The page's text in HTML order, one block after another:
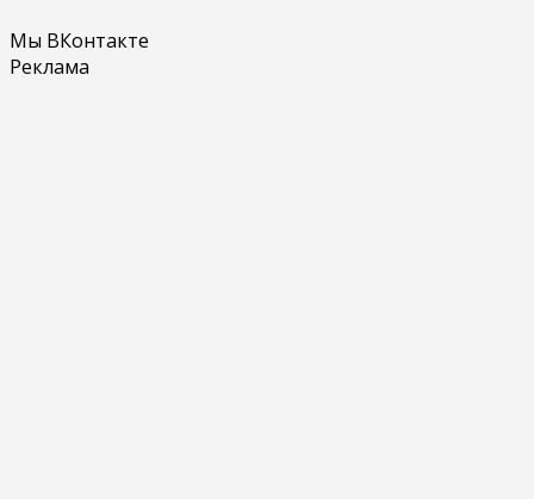
Мы ВКонтакте
Реклама